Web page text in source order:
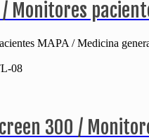
/ Monitores
MAPA / Medicina
08
300 /